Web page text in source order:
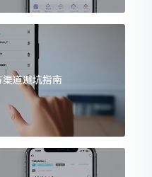
道避坑指南